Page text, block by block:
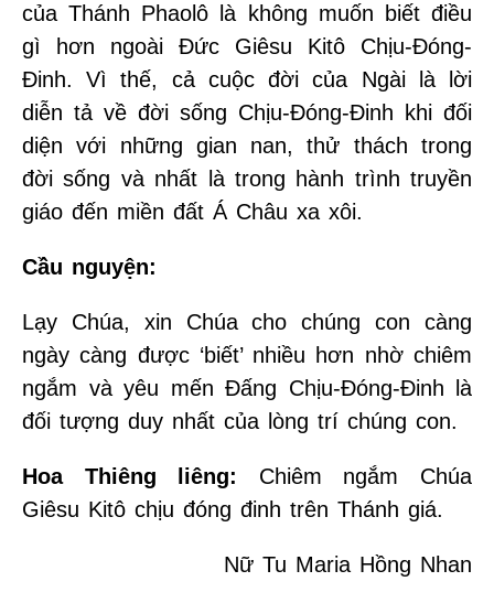
của Thánh Phaolô là không muốn biết điều
gì hơn ngoài Đức Giêsu Kitô Chịu-Đóng-
Đinh. Vì thế, cả cuộc đời của Ngài là lời
diễn tả về đời sống Chịu-Đóng-Đinh khi đối
diện với những gian nan, thử thách trong
đời sống và nhất là trong hành trình truyền
giáo đến miền đất Á Châu xa xôi.
Cầu nguyện:
Lạy Chúa, xin Chúa cho chúng con càng
ngày càng được ‘biết’ nhiều hơn nhờ chiêm
ngắm và yêu mến Đấng Chịu-Đóng-Đinh là
đối tượng duy nhất của lòng trí chúng con.
Hoa Thiêng liêng:
Chiêm ngắm Chúa
Giêsu Kitô chịu đóng đinh trên Thánh giá.
Nữ Tu Maria Hồng Nhan